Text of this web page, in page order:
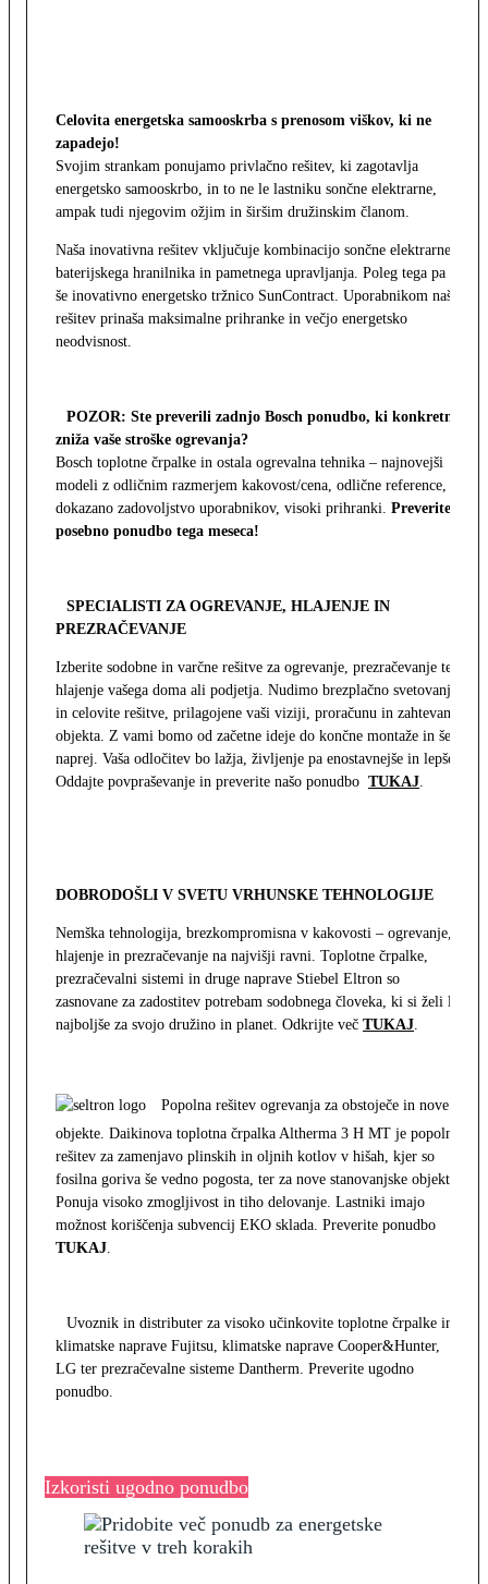
Celovita energetska samooskrba s prenosom viškov, ki ne
zapadejo!
Svojim strankam ponujamo privlačno rešitev, ki zagotavlja
energetsko samooskrbo, in to ne le lastniku sončne elektrarne,
ampak tudi njegovim ožjim in širšim družinskim članom.
Naša inovativna rešitev vključuje kombinacijo sončne elektrarne,
baterijskega hranilnika in pametnega upravljanja. Poleg tega pa
še inovativno energetsko tržnico SunContract. Uporabnikom naša
rešitev prinaša maksimalne prihranke in večjo energetsko
neodvisnost.
POZOR: Ste preverili zadnjo Bosch ponudbo, ki konkretno
zniža vaše stroške ogrevanja?
Bosch toplotne črpalke in ostala ogrevalna tehnika – najnovejši
modeli z odličnim razmerjem kakovost/cena, odlične reference,
dokazano zadovoljstvo uporabnikov, visoki prihranki. Preverite
posebno ponudbo tega meseca!
SPECIALISTI ZA OGREVANJE, HLAJENJE IN
PREZRAČEVANJE
Izberite sodobne in varčne rešitve za ogrevanje, prezračevanje ter
hlajenje vašega doma ali podjetja. Nudimo brezplačno svetovanje
in celovite rešitve, prilagojene vaši viziji, proračunu in zahtevam
objekta. Z vami bomo od začetne ideje do končne montaže in še
naprej. Vaša odločitev bo lažja, življenje pa enostavnejše in lepše.
Oddajte povpraševanje in preverite našo ponudbo TUKAJ.
DOBRODOŠLI V SVETU VRHUNSKE TEHNOLOGIJE
Nemška tehnologija, brezkompromisna v kakovosti – ogrevanje,
hlajenje in prezračevanje na najvišji ravni. Toplotne črpalke,
prezračevalni sistemi in druge naprave Stiebel Eltron so
zasnovane za zadostitev potrebam sodobnega človeka, ki si želi le
najboljše za svojo družino in planet. Odkrijte več TUKAJ.
Popolna rešitev ogrevanja za obstoječe in nove
objekte. Daikinova toplotna črpalka Altherma 3 H MT je popolna
rešitev za zamenjavo plinskih in oljnih kotlov v hišah, kjer so
fosilna goriva še vedno pogosta, ter za nove stanovanjske objekte.
Ponuja visoko zmogljivost in tiho delovanje. Lastniki imajo
možnost koriščenja subvencij EKO sklada. Preverite ponudbo
TUKAJ.
Uvoznik in distributer za visoko učinkovite toplotne črpalke in
klimatske naprave Fujitsu, klimatske naprave Cooper&Hunter,
LG ter prezračevalne sisteme Dantherm. Preverite ugodno
ponudbo.
Izkoristi ugodno ponudbo